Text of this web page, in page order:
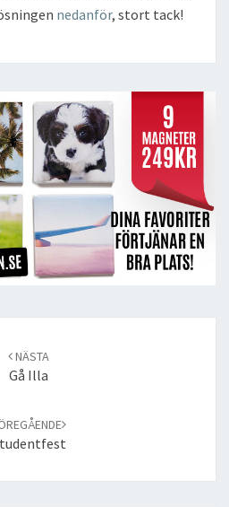
nedanför, stort tack!
NÄSTA
Gå Illa